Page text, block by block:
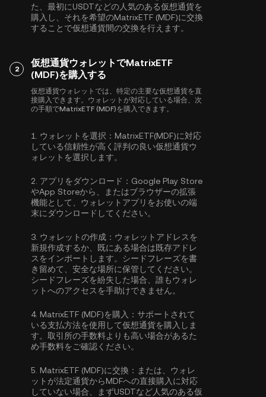
た、最初にUSDTなどの人気のある仮想通貨を
購入し、それを希望のMatrixETF (MDF)に交換
することで仮想通貨間の交換を行えます。
2
仮想通貨ウォレットでMatrixETF
(MDF)を購入する
仮想通貨ウォレットでは、特定の主要な仮想通貨を直
接購入できます。ウォレットが対応している場合、次
の手順でMatrixETF (MDF)を購入できます。
1. ウォレットを選択： MatrixETF(MDF)に対応
している信頼性が高く評判の良い仮想通貨ウ
ォレットを選択します。
2. アプリをダウンロード： Google Play Store
やApp Storeから、またはブラウザーの拡張
機能として、ウォレットアプリをお使いの端
末にダウンロードしてください。
3. ウォレットの作成： ウォレットアドレスを
新規作成するか、既にある場合は既存アドレ
スをインポートします。シードフレーズを書
き留めて、安全な場所に保管してください。
シードフレーズを紛失した場合、誰もウォレ
ットへのアクセスを手助けできません。
4. MatrixETF (MDF)を購入： サポートされて
いる支払方法を使用して仮想通貨を購入しま
す。取引所の手数料よりも高い場合があるた
め手数料をご確認ください。
5. MatrixETF (MDF)に交換： または、ウォレ
ットが法定通貨からMDFへの直接購入に対応
していない場合、まずUSDTなど人気のある仮